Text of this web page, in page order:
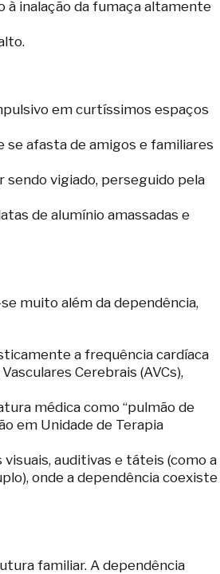
à inalação da fumaça altamente
em curtíssimos espaços
se afasta de amigos e familiares
vigiado, perseguido pela
de alumínio amassadas e
muito além da dependência,
a frequência cardíaca
Cerebrais (AVCs),
médica como “pulmão de
em Unidade de Terapia
auditivas e táteis (como a
onde a dependência coexiste
familiar. A dependência